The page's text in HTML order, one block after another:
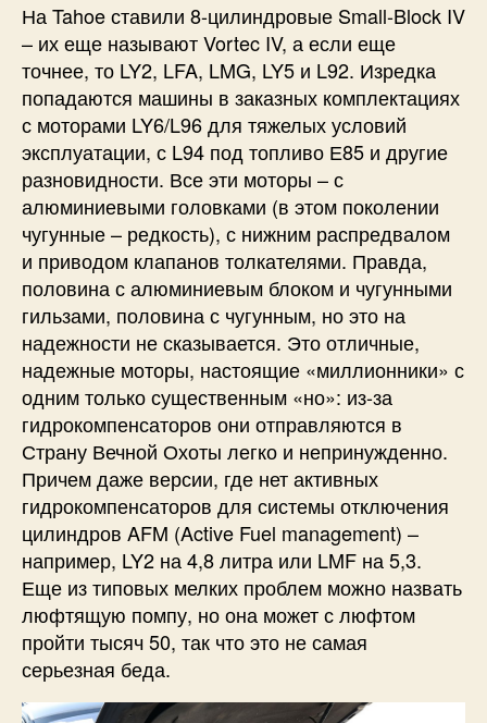
На Tahoe ставили 8-цилиндровые Small-Block IV
– их еще называют Vortec IV, а если еще
точнее, то LY2, LFA, LMG, LY5 и L92. Изредка
попадаются машины в заказных комплектациях
с моторами LY6/L96 для тяжелых условий
эксплуатации, с L94 под топливо Е85 и другие
разновидности. Все эти моторы – с
алюминиевыми головками (в этом поколении
чугунные – редкость), с нижним распредвалом
и приводом клапанов толкателями. Правда,
половина с алюминиевым блоком и чугунными
гильзами, половина с чугунным, но это на
надежности не сказывается. Это отличные,
надежные моторы, настоящие «миллионники» с
одним только существенным «но»: из-за
гидрокомпенсаторов они отправляются в
Страну Вечной Охоты легко и непринужденно.
Причем даже версии, где нет активных
гидрокомпенсаторов для системы отключения
цилиндров AFM (Active Fuel management) –
например, LY2 на 4,8 литра или LMF на 5,3.
Еще из типовых мелких проблем можно назвать
люфтящую помпу, но она может с люфтом
пройти тысяч 50, так что это не самая
серьезная беда.